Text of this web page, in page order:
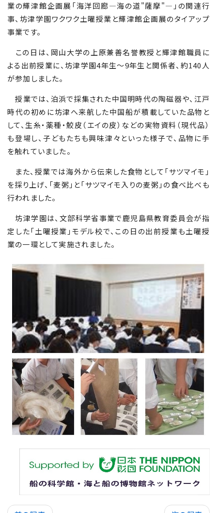
業の輝津館企画展「海洋回廊―海の道"薩摩"―」の関連行
事、坊津学園ワクワク土曜授業と輝津館企画展のタイアップ
事業です。
この日は、岡山大学の上原兼善名誉教授と輝津館職員に
よる出前授業に、坊津学園4年生〜9年生と関係者、約140人
が参加しました。
授業では、泊浜で採集された中国明時代の陶磁器や、江戸
時代の初めに坊津へ来航した中国船が積載していた品物と
して、生糸・薬種・鮫皮（エイの皮）などの実物資料（現代品）
も登場し、子どもたちも興味津々といった様子で、品物に手
を触れていました。
また、授業では海外から伝来した食物として「サツマイモ」
を採り上げ、「麦粥」と「サツマイモ入りの麦粥」の食べ比べも
行われました。
坊津学園は、文部科学省事業で鹿児島県教育委員会が指
定した「土曜授業」モデル校で、この日の出前授業も土曜授
業の一環として実施されました。